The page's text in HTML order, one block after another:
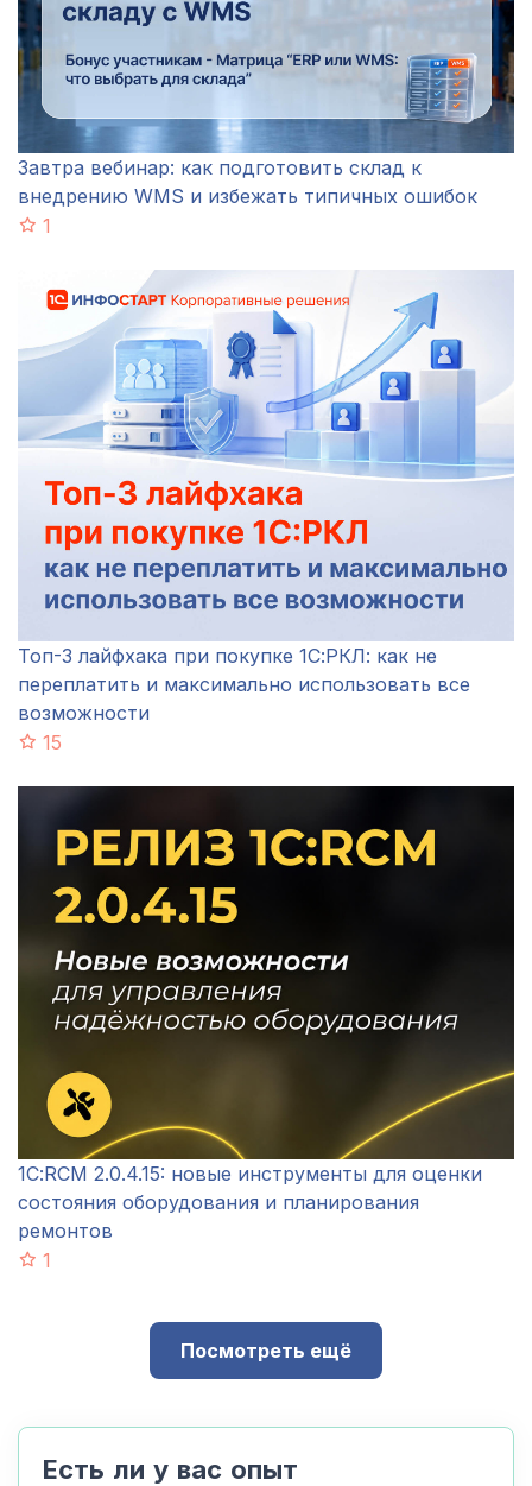
Завтра вебинар: как подготовить склад к
внедрению WMS и избежать типичных ошибок
1
Топ-3 лайфхака при покупке 1С:РКЛ: как не
переплатить и максимально использовать все
возможности
15
1С:RCM 2.0.4.15: новые инструменты для оценки
состояния оборудования и планирования
ремонтов
1
Посмотреть ещё
Есть ли у вас опыт